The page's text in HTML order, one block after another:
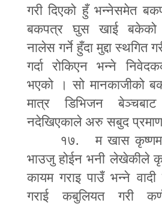
गरी दिएको हुँ भन्नेसमेत
बकपत्र घुस खाई बकेको
नालेस गर्ने हुँदा मुद्दा स्थगित
गर्दा रोकिएन भन्ने
भएको । सो मानकाजीको
मात्र डिभिजन
नदेखिएकाले अरु सबुद
१७. म खास
भाउजु होईन भनी लेखेकीले
कायम गराइ पाउँ भन्ने
गराई कबुलियत गरी